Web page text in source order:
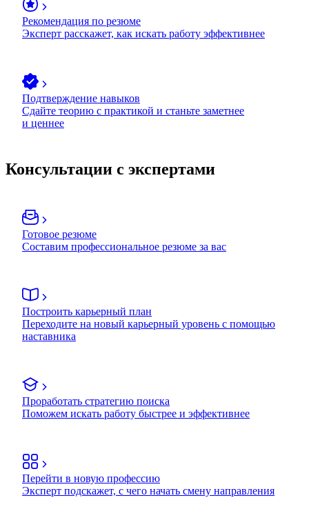
Рекомендация по резюме
Эксперт расскажет, как искать работу эффективнее
Подтверждение навыков
Сдайте теорию с практикой и станьте заметнее
и ценнее
Консультации с экспертами
Готовое резюме
Составим профессиональное резюме за вас
Построить карьерный план
Переходите на новый карьерный уровень с помощью
наставника
Проработать стратегию поиска
Поможем искать работу быстрее и эффективнее
Перейти в новую профессию
Эксперт подскажет, с чего начать смену направления